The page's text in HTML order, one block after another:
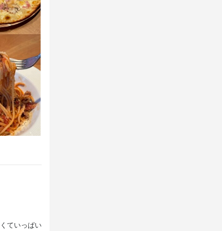
ていっぱい
雰囲気で
雰囲気で
雰囲気で